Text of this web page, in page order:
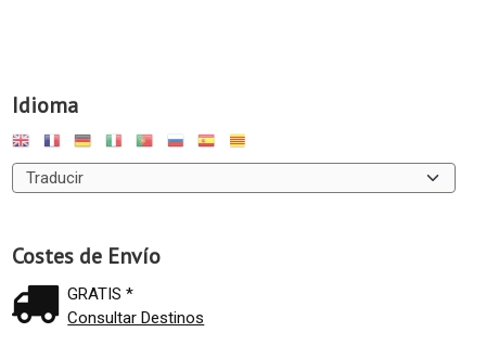
Idioma
Costes de Envío
GRATIS *
Consultar Destinos